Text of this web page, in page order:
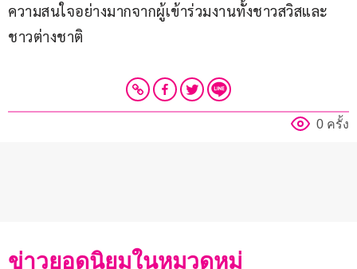
ความสนใจอย่างมากจากผู้เข้าร่วมงานทั้งชาวสวิสและ
ชาวต่างชาติ
0 ครั้ง
ข่าวยอดนิยมในหมวดหมู่